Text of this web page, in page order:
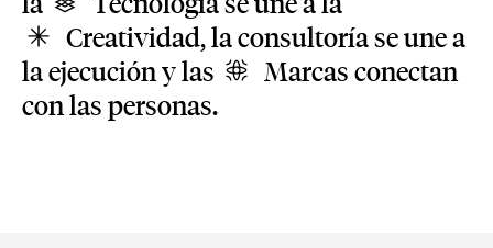
Creatividad, la consultoría se une a
la ejecución y las
Marcasconectan
con las personas.